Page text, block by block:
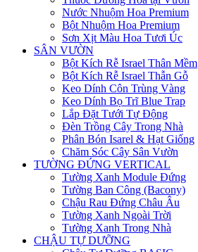
Nước Nhuộm Hoa Premium
Bột Nhuộm Hoa Premium
Sơn Xịt Màu Hoa Tươi Úc
SÂN VƯỜN
Bột Kích Rễ Israel Thân Mềm
Bột Kích Rễ Israel Thẫn Gỗ
Keo Dính Côn Trùng Vàng
Keo Dính Bọ Trĩ Blue Trap
Lắp Đặt Tưới Tự Động
Đèn Trồng Cây Trong Nhà
Phân Bón Isarel & Hạt Giống
Chăm Sóc Cây Sân Vườn
TƯỜNG ĐỨNG VERTICAL
Tường Xanh Module Đứng
Tường Ban Công (Bacony)
Chậu Rau Đứng Châu Âu
Tường Xanh Ngoài Trời
Tường Xanh Trong Nhà
CHẬU TỰ DƯỠNG